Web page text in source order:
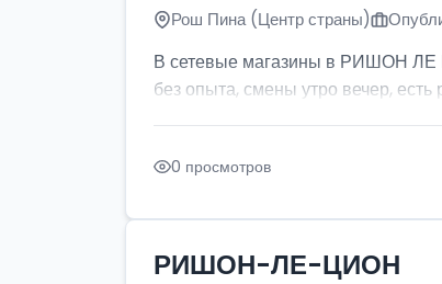
Рош Пина (Центр страны)
В сетевые магазины в РИШОН ЛЕ
без опыта, смены утро вечер,
0 просмотров
РИШОН-ЛЕ-ЦИОН